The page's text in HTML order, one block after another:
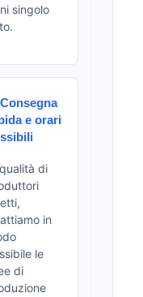
singolo
e orari
di
in
le
di